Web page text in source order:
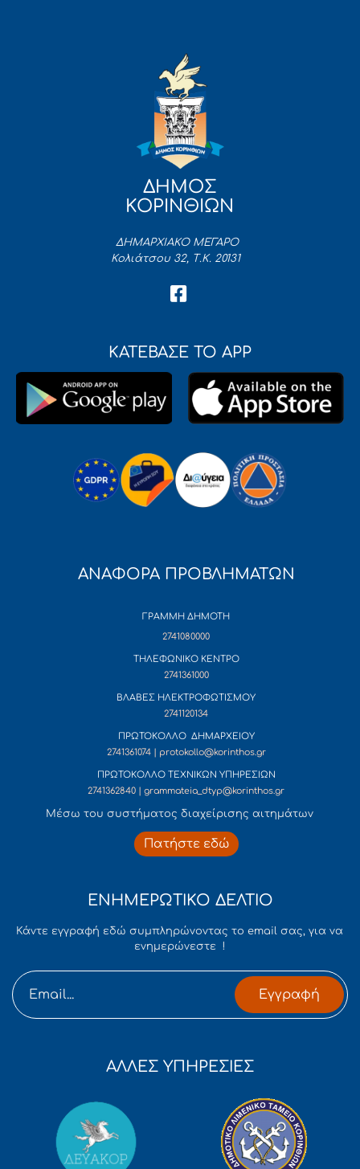
ΔΗΜΟΣ
ΚΟΡΙΝΘΙΩΝ
ΔΗΜΑΡΧΙΑΚΟ ΜΕΓΑΡΟ
Κολιάτσου 32, Τ.Κ. 20131
ΚΑΤΕΒΑΣΕ ΤΟ APP
ΑΝΑΦΟΡΑ ΠΡΟΒΛΗΜΑΤΩΝ
ΓΡΑΜΜΗ ΔΗΜΟΤΗ
2741080000
ΤΗΛΕΦΩΝΙΚΟ ΚΕΝΤΡΟ
2741361000
ΒΛΑΒΕΣ ΗΛΕΚΤΡΟΦΩΤΙΣΜΟΥ
2741120134
ΠΡΩΤΟΚΟΛΛΟ ΔΗΜΑΡΧΕΙΟΥ
2741361074 | protokollo@korinthos.gr
ΠΡΩΤΟΚΟΛΛΟ ΤΕΧΝΙΚΩΝ ΥΠΗΡΕΣΙΩΝ
2741362840 | grammateia_dtyp@korinthos.gr
Mέσω του συστήματος διαχείρισης αιτημάτων
Πατήστε εδώ
ΕΝΗΜΕΡΩΤΙΚΟ ΔΕΛΤΙΟ
Κάντε εγγραφή εδώ συμπληρώνοντας το email σας, για να
ενημερώνεστε !
Εγγραφή
ΑΛΛΕΣ ΥΠΗΡΕΣΙΕΣ